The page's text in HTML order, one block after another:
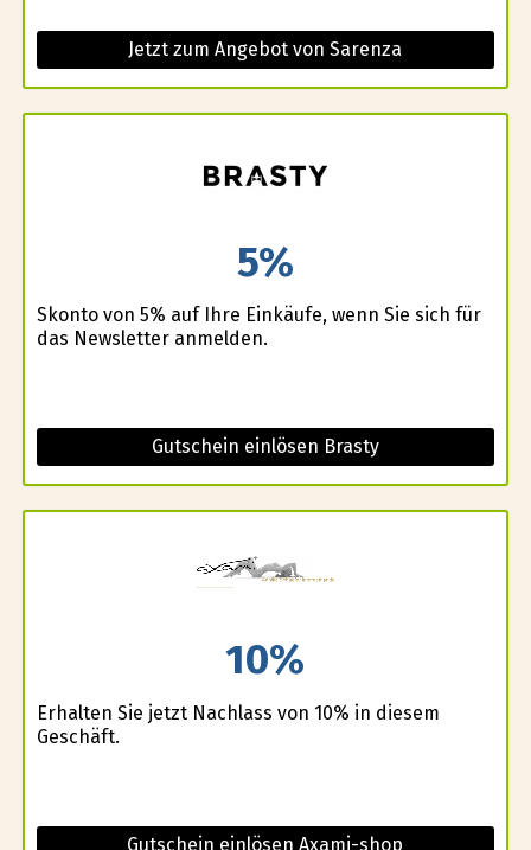
Jetzt zum Angebot von Sarenza
5%
Skonto von 5% auf Ihre Einkäufe, wenn Sie sich für
das Newsletter anmelden.
Gutschein einlösen Brasty
10%
Erhalten Sie jetzt Nachlass von 10% in diesem
Geschäft.
Gutschein einlösen Axami-shop